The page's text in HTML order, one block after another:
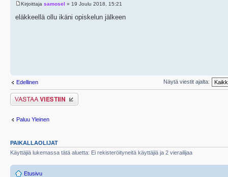
Kirjoittaja samosel » 19 Joulu 2018, 15:21
eläkkeellä ollu ikäni opiskelun jälkeen
Edellinen Näytä viestit ajalta:
Lähetä vastaus
Paluu Yleinen
PAIKALLAOLIJAT
Käyttäjiä lukemassa tätä aluetta: Ei rekisteröityneitä käyttäjiä ja 2 vierailijaa
Etusivu